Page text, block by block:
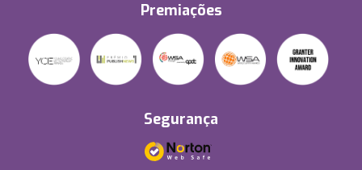
Premiações
Segurança